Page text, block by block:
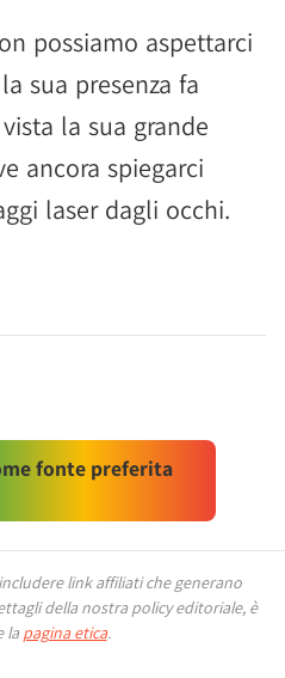
possiamo aspettarci
sua presenza fa
la sua grande
ancora spiegarci
laser dagli occhi.
fonte preferita
link affiliati che generano
della nostra policy editoriale, è
la pagina etica.